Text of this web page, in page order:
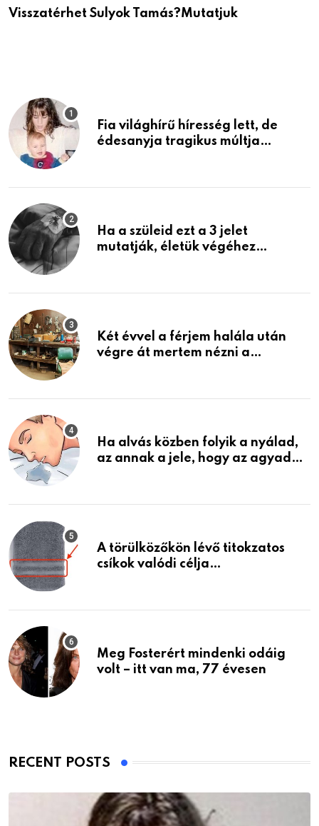
Visszatérhet Sulyok Tamás?Mutatjuk
Fia világhírű híresség lett, de
édesanyja tragikus múltja
Ha a szüleid ezt a 3 jelet
mutatják, életük végéhez
Két évvel a férjem halála után
végre át mertem nézni a
életemet
Ha alvás közben folyik a nyálad,
az annak a jele, hogy az agyad…
A törülközőkön lévő titokzatos
csíkok valódi célja…
Meg Fosterért mindenki odáig
volt – itt van ma, 77 évesen
RECENT POSTS